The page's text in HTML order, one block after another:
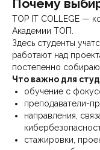
Почему
TOP IT COLLEGE —
Академии ТОП.
Здесь студенты
работают над
постепенно
Что важно для
обучение с
преподаватели-
направления,
стажировки,